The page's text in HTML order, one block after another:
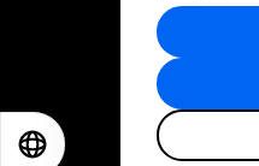
に収集され
トナーによ
す。
プライバシー
サ
©
世